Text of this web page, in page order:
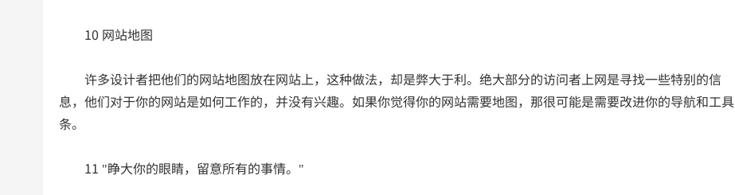
10 网站地图
许多设计者把他们的网站地图放在网站上，这种做法，却是弊大于利。绝大部分的访问者上网是寻找一些特别的信
息，他们对于你的网站是如何工作的，并没有兴趣。如果你觉得你的网站需要地图，那很可能是需要改进你的导航和工具
条。
11 "睁大你的眼睛，留意所有的事情。"